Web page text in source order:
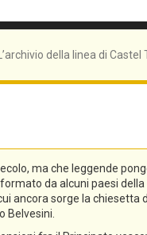
L’archivio della linea di Castel
ma che leggende
da alcuni paesi
sorge la chiesetta
Belvesini.